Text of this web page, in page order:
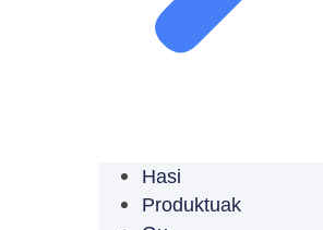
Hasi
Produktuak